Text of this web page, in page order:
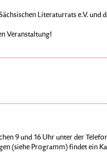
Literaturrats e.V. und
Veranstaltung!
9 und 16 Uhr unter der
(siehe Programm) findet ein